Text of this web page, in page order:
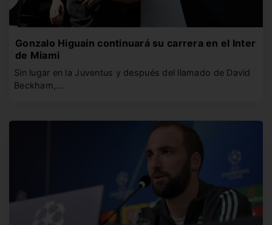
Gonzalo Higuaín continuará su carrera en el Inter
de Miami
Sin lugar en la Juventus y después del llamado de David
Beckham,…